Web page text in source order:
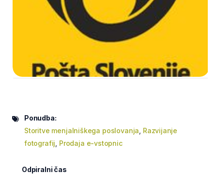
Ponudba:
Storitve menjalniškega poslovanja Razvijanje
fotografij Prodaja e-vstopnic
Odpiralni čas